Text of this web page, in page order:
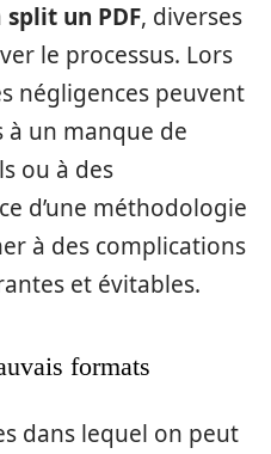
split un PDF, diverses
le processus. Lors
négligences peuvent
à un manque de
ou à des
d’une méthodologie
à des complications
et évitables.
formats
dans lequel on peut